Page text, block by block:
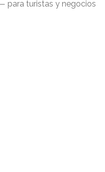
para turistas y negocios